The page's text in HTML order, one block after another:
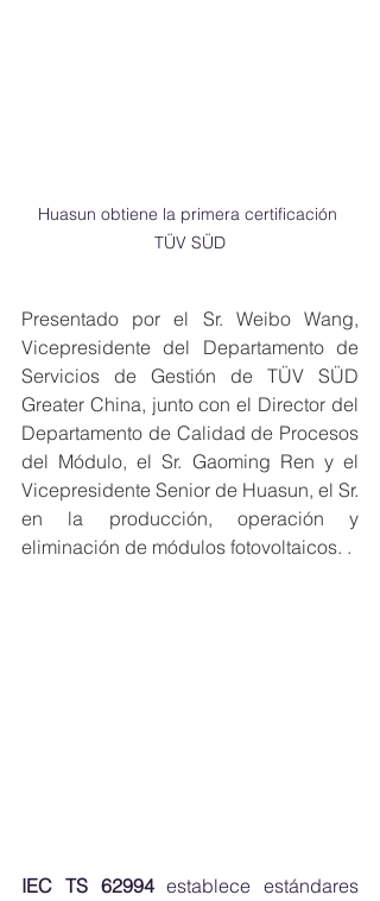
Huasun obtiene la primera certificación
TÜV SÜD
Presentado por el Sr. Weibo Wang,
Vicepresidente del Departamento de
Servicios de Gestión de TÜV SÜD
Greater China, junto con el Director del
Departamento de Calidad de Procesos
del Módulo, el Sr. Gaoming Ren y el
Vicepresidente Senior de Huasun, el Sr.
en la producción, operación y
eliminación de módulos fotovoltaicos. .
IEC TS 62994 establece estándares